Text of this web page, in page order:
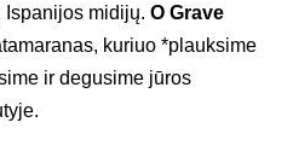
Ispanijos midijų. O Grave
kuriuo *plauksime
ir degusime jūros